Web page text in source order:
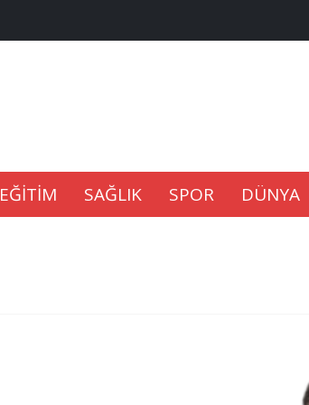
EĞİTİM SAĞLIK SPOR DÜNYA